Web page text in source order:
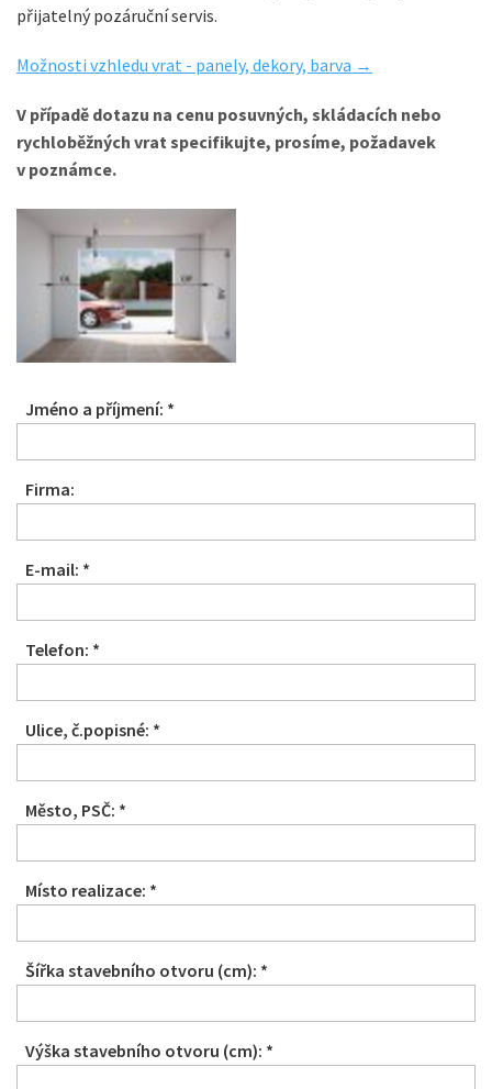
přijatelný pozáruční servis.
Možnosti vzhledu vrat - panely, dekory, barva →
V případě dotazu na cenu posuvných, skládacích nebo
rychloběžných vrat specifikujte, prosíme, požadavek
v poznámce.
Jméno a příjmení: *
Firma:
E-mail: *
Telefon: *
Ulice, č.popisné: *
Město, PSČ: *
Místo realizace: *
Šířka stavebního otvoru (cm): *
Výška stavebního otvoru (cm): *